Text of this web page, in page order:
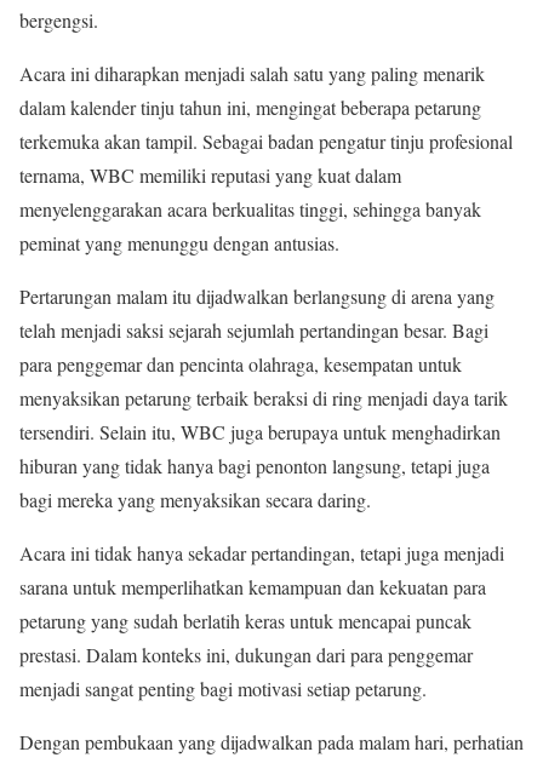
bergengsi.
Acara ini diharapkan menjadi salah satu yang paling menarik
dalam kalender tinju tahun ini, mengingat beberapa petarung
terkemuka akan tampil. Sebagai badan pengatur tinju profesional
ternama, WBC memiliki reputasi yang kuat dalam
menyelenggarakan acara berkualitas tinggi, sehingga banyak
peminat yang menunggu dengan antusias.
Pertarungan malam itu dijadwalkan berlangsung di arena yang
telah menjadi saksi sejarah sejumlah pertandingan besar. Bagi
para penggemar dan pencinta olahraga, kesempatan untuk
menyaksikan petarung terbaik beraksi di ring menjadi daya tarik
tersendiri. Selain itu, WBC juga berupaya untuk menghadirkan
hiburan yang tidak hanya bagi penonton langsung, tetapi juga
bagi mereka yang menyaksikan secara daring.
Acara ini tidak hanya sekadar pertandingan, tetapi juga menjadi
sarana untuk memperlihatkan kemampuan dan kekuatan para
petarung yang sudah berlatih keras untuk mencapai puncak
prestasi. Dalam konteks ini, dukungan dari para penggemar
menjadi sangat penting bagi motivasi setiap petarung.
Dengan pembukaan yang dijadwalkan pada malam hari, perhatian